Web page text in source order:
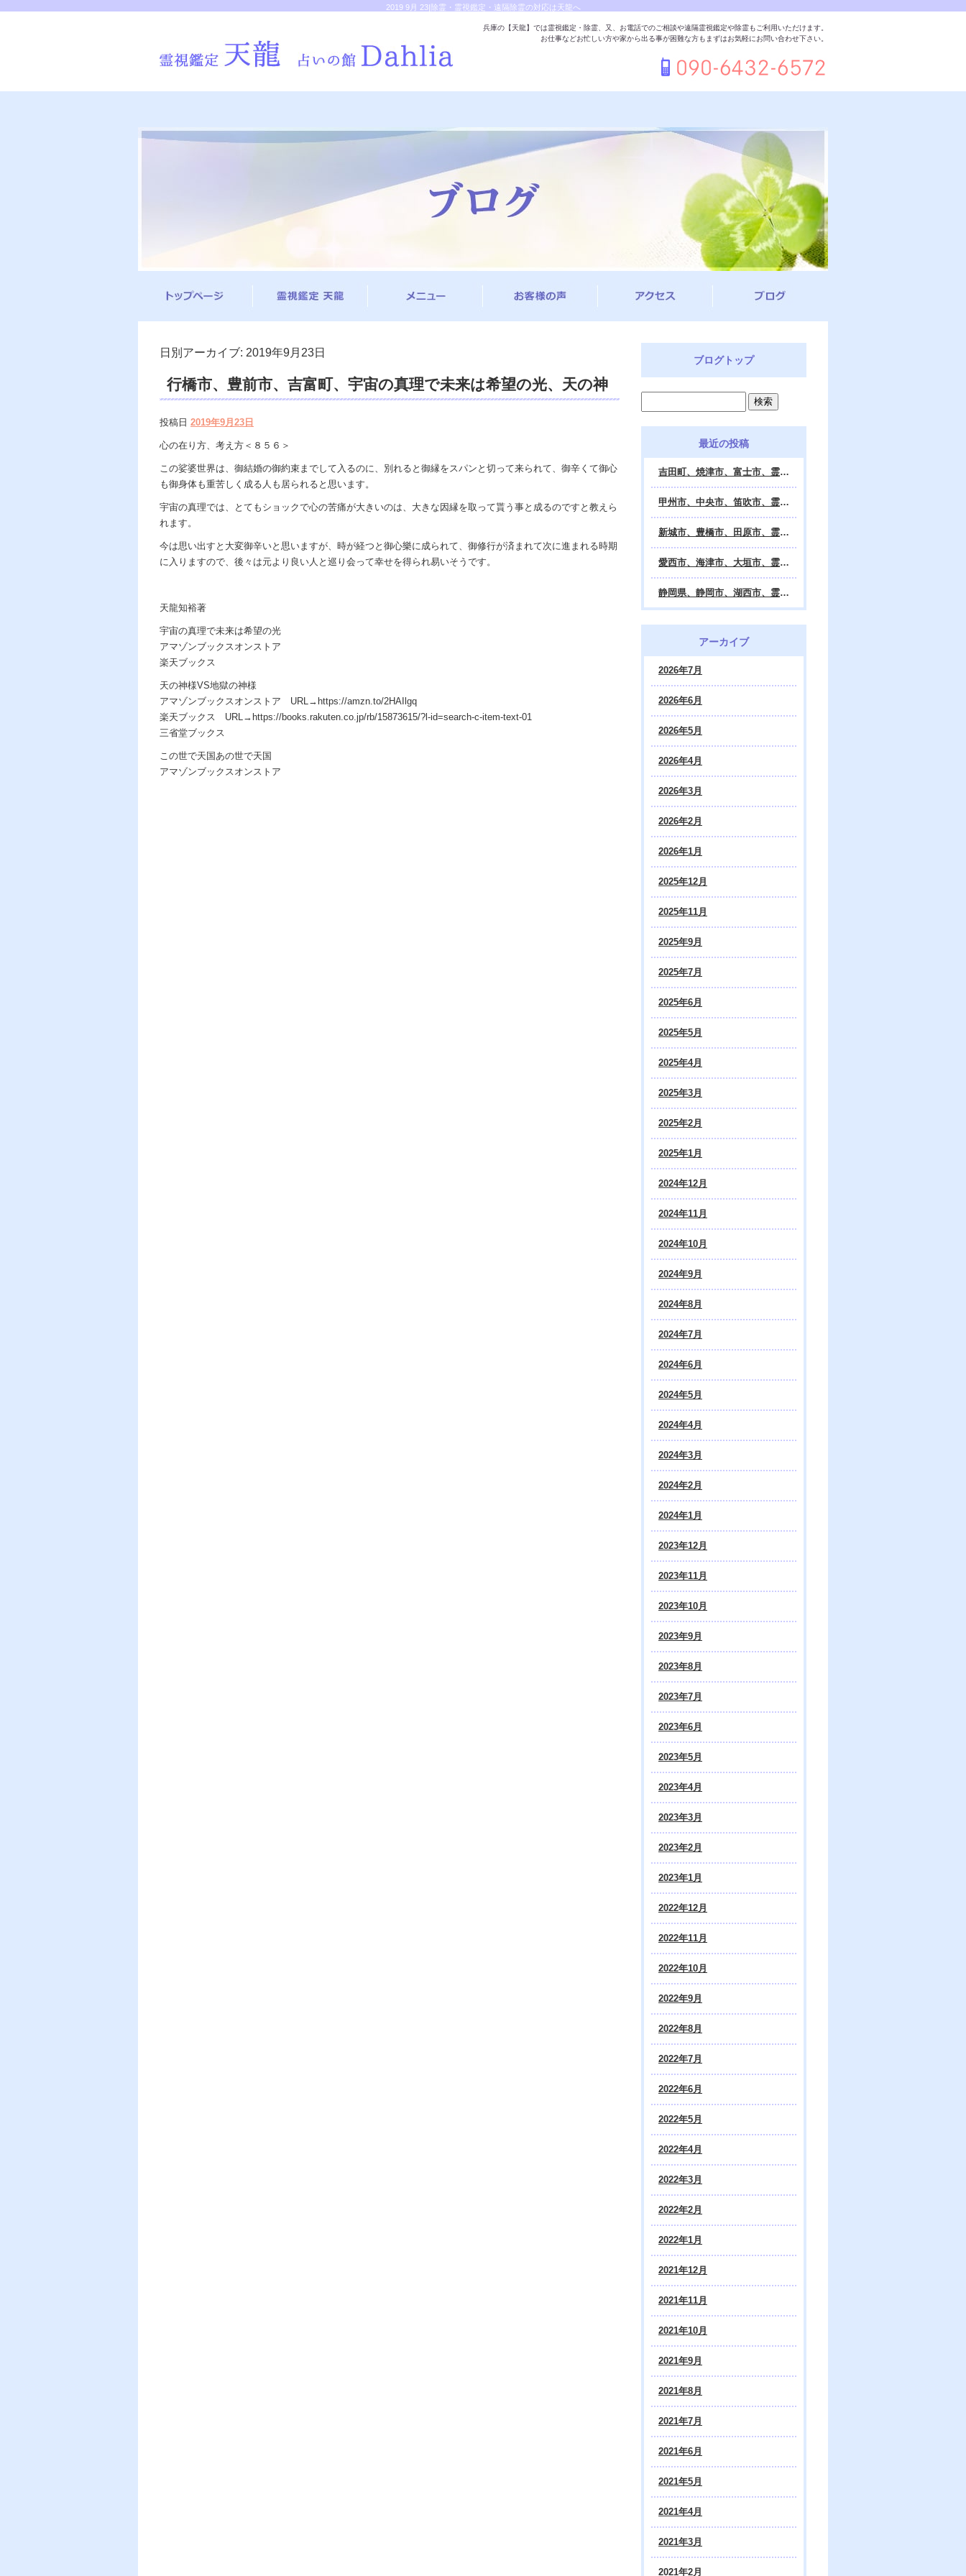
2019 9月 23|除霊・霊視鑑定・遠隔除霊の対応は天龍へ
兵庫の【天龍】では霊視鑑定・除霊、又、お電話でのご相談や遠隔霊視鑑定や除霊もご利用いただけます。
お仕事などお忙しい方や家から出る事が困難な方もまずはお気軽にお問い合わせ下さい。
日別アーカイブ: 2019年9月23日
行橋市、豊前市、吉富町、宇宙の真理で未来は希望の光、天の神
霊視鑑定 天龍、占いの館 dahlia、悩み相談、スピリチュアル
カウンセリング。
投稿日 2019年9月23日
心の在り方、考え方＜８５６＞
この娑婆世界は、御結婚の御約束までして入るのに、別れると御縁をスパンと切って来られて、御辛くて御心
も御身体も重苦しく成る人も居られると思います。
宇宙の真理では、とてもショックで心の苦痛が大きいのは、大きな因縁を取って貰う事と成るのですと教えら
れます。
今は思い出すと大変御辛いと思いますが、時が経つと御心樂に成られて、御修行が済まれて次に進まれる時期
に入りますので、後々は元より良い人と巡り会って幸せを得られ易いそうです。
天龍知裕著
宇宙の真理で未来は希望の光
アマゾンブックスオンストア
楽天ブックス
天の神様VS地獄の神様
アマゾンブックスオンストア URL→https://amzn.to/2HAIlgq
楽天ブックス URL→https://books.rakuten.co.jp/rb/15873615/?l-id=search-c-item-text-01
三省堂ブックス
この世で天国あの世で天国
アマゾンブックスオンストア
ブログトップ
最近の投稿
吉田町、焼津市、富士市、霊視鑑定 天龍・占いの館 Dahlia、対面・電話・オンライン鑑定、除霊、霊視鑑定、遠隔 除霊 口コミ、浄霊、交霊、祈祷、御祓い、四柱推命、姓名判断・九星気学・易・タロット・手相・数秘術・動物占い・姓名学・命運鑑定、開運、不安・苦痛・恐怖、悩み相談、スピリチュアルカウンセラー、ヒーリング、霊気治療、霊能力者、霊媒師、天龍知裕著、幸せを求めて、天の神様 VS 地獄の神様、宇宙の真理で未来は希望の光、この世で天国 あの世で天国、天龍知裕ブログ。
甲州市、中央市、笛吹市、霊視鑑定 天龍・占いの館 Dahlia、対面・電話・オンライン鑑定、除霊、霊視鑑定、遠隔 除霊 口コミ、浄霊、交霊、祈祷、御祓い、四柱推命、姓名判断・九星気学・易・タロット・手相・数秘術・動物占い・姓名学・命運鑑定、開運、不安・苦痛・恐怖、悩み相談、スピリチュアルカウンセラー、ヒーリング、霊気治療、霊能力者、霊媒師、天龍知裕著、幸せを求めて、天の神様 VS 地獄の神様、宇宙の真理で未来は希望の光、この世で天国 あの世で天国、天龍知裕ブログ。
新城市、豊橋市、田原市、霊視鑑定 天龍・占いの館 Dahlia、対面・電話・オンライン鑑定、除霊、霊視鑑定、遠隔 除霊 口コミ、浄霊、交霊、祈祷、御祓い、四柱推命、姓名判断・九星気学・易・タロット・手相・数秘術・動物占い・姓名学・命運鑑定、開運、不安・苦痛・恐怖、悩み相談、スピリチュアルカウンセラー、ヒーリング、霊能力者、霊媒師、天龍知裕著、幸せを求めて、天の神様 VS 地獄の神様、宇宙の真理で未来は希望の光、この世で天国 あの世で天国、天龍知裕ブログ。
愛西市、海津市、大垣市、霊視鑑定 天龍・占いの館 Dahlia、対面・電話・オンライン鑑定、遠隔 除霊 口コミ、浄霊、交霊、祈祷、御祓い、四柱推命、姓名判断・九星気学・易・タロット・手相・数秘術・動物占い・姓名学・命運鑑定、開運、不安・苦痛・恐怖、悩み相談、スピリチュアルカウンセラー、ヒーリング、霊能力者、霊媒師、天龍知裕著、幸せを求めて、天の神様 VS 地獄の神様、宇宙の真理で未来は希望の光、この世で天国 あの世で天国、天龍知裕ブログ。
静岡県、静岡市、湖西市、霊視鑑定 天龍・占いの館 Dahlia、対面・電話・オンライン鑑定、除霊、霊視鑑定、遠隔 除霊 口コミ、浄霊、交霊、祈祷、御祓い、四柱推命、姓名判断・九星気学・易・タロット・手相・数秘術・動物占い・姓名学・命運鑑定、開運、不安・苦痛・恐怖、悩み相談、スピリチュアルカウンセラー、ヒーリング、霊気治療、霊能力者、霊媒師、天龍知裕著、幸せを求めて、天の神様 VS 地獄の神様、宇宙の真理で未来は希望の光、この世で天国 あの世で天国、天龍知裕ブログ。
アーカイブ
2026年7月
2026年6月
2026年5月
2026年4月
2026年3月
2026年2月
2026年1月
2025年12月
2025年11月
2025年9月
2025年7月
2025年6月
2025年5月
2025年4月
2025年3月
2025年2月
2025年1月
2024年12月
2024年11月
2024年10月
2024年9月
2024年8月
2024年7月
2024年6月
2024年5月
2024年4月
2024年3月
2024年2月
2024年1月
2023年12月
2023年11月
2023年10月
2023年9月
2023年8月
2023年7月
2023年6月
2023年5月
2023年4月
2023年3月
2023年2月
2023年1月
2022年12月
2022年11月
2022年10月
2022年9月
2022年8月
2022年7月
2022年6月
2022年5月
2022年4月
2022年3月
2022年2月
2022年1月
2021年12月
2021年11月
2021年10月
2021年9月
2021年8月
2021年7月
2021年6月
2021年5月
2021年4月
2021年3月
2021年2月